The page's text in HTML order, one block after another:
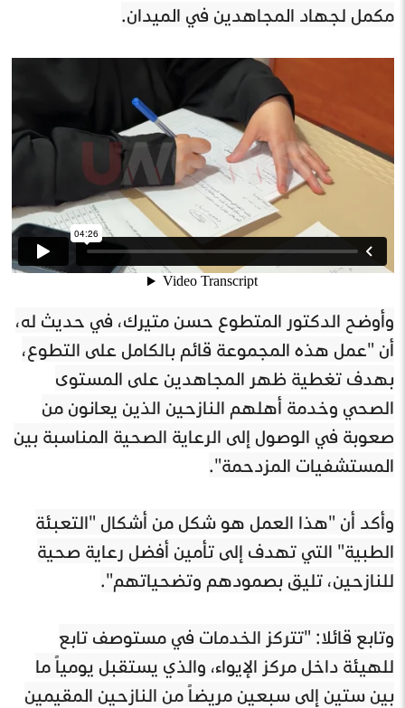
مكمل لجهاد المجاهدين في الميدان.
وأوضح الدكتور المتطوع حسن متيرك، في حديث له،
أن "عمل هذه المجموعة قائم بالكامل على التطوع،
بهدف تغطية ظهر المجاهدين على المستوى
الصحي وخدمة أهلهم النازحين الذين يعانون من
صعوبة في الوصول إلى الرعاية الصحية المناسبة بين
المستشفيات المزدحمة".
وأكد أن "هذا العمل هو شكل من أشكال "التعبئة
الطبية" التي تهدف إلى تأمين أفضل رعاية صحية
للنازحين، تليق بصمودهم وتضحياتهم".
وتابع قائلا: "تتركز الخدمات في مستوصف تابع
للهيئة داخل مركز الإيواء، والذي يستقبل يومياً ما
بين ستين إلى سبعين مريضاً من النازحين المقيمين